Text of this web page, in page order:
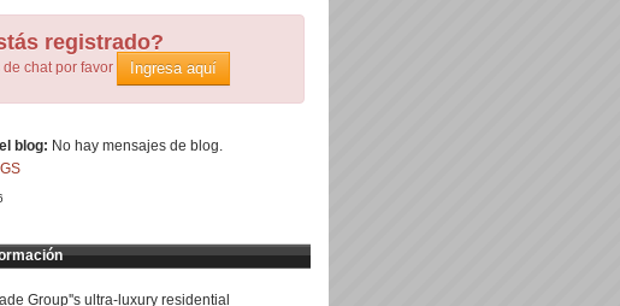
registrado?
chat por favor Ingresa aquí
blog: No hay mensajes de blog.
Group''s ultra-luxury residential